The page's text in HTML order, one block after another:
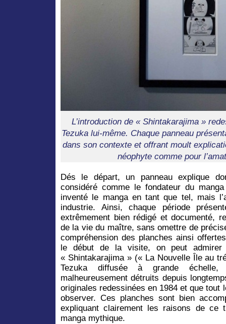
L’introduction de « Shintakarajima »
Tezuka lui-même. Chaque panneau
dans son contexte et offrant moult
néophyte comme pour
Dés le départ, un panneau explique
considéré comme le fondateur du
inventé le manga en tant que tel, mais
industrie. Ainsi, chaque période
extrêmement bien rédigé et documenté,
de la vie du maître, sans omettre de
compréhension des planches ainsi
le début de la visite, on peut admirer
« Shintakarajima » (« La Nouvelle Île au
Tezuka diffusée à grande
malheureusement détruits depuis
originales redessinées en 1984 et que tout
observer. Ces planches sont bien
expliquant clairement les raisons de
manga mythique.